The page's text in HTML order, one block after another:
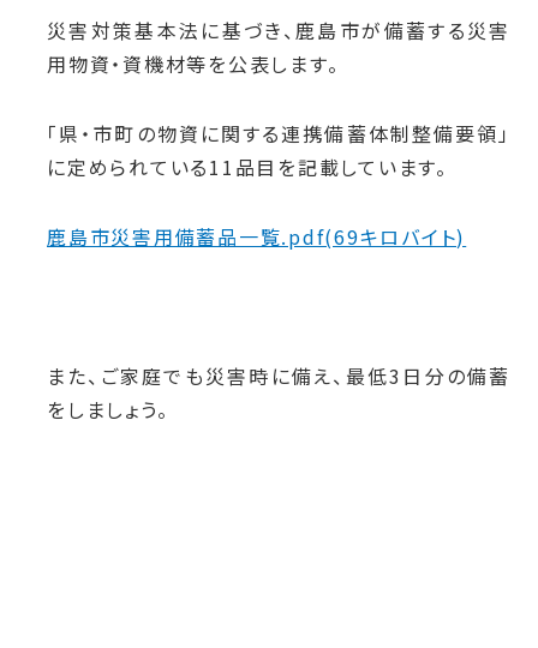
災害対策基本法に基づき、鹿島市が備蓄する災害
用物資・資機材等を公表します。
「県・市町の物資に関する連携備蓄体制整備要領」
に定められている11品目を記載しています。
鹿島市災害用備蓄品一覧.pdf(69キロバイト)
また、ご家庭でも災害時に備え、最低3日分の備蓄
をしましょう。